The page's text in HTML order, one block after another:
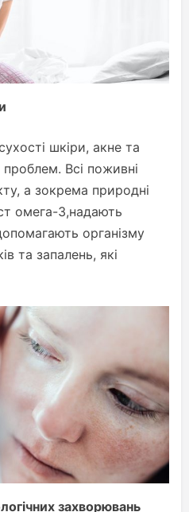
шкіри, акне та
Всі поживні
а зокрема природні
омега-3,надають
організму
та запалень, які
захворювань